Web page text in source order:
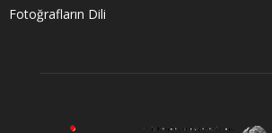
Fotoğrafların Dili